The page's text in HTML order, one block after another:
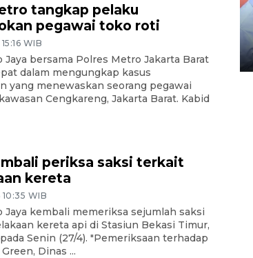
tangkap pelaku
pegawai toko roti
WIB
Jaya bersama Polres Metro Jakarta Barat
dalam mengungkap kasus
yang menewaskan seorang pegawai
Cengkareng, Jakarta Barat. Kabid
periksa saksi terkait
kereta
WIB
Jaya kembali memeriksa sejumlah saksi
kereta api di Stasiun Bekasi Timur,
Senin (27/4). "Pemeriksaan terhadap
Dinas ...
Distribusi logistik pemilu
gunakan mobil jenazah
08 February 2024 15:30 WIB, 2024